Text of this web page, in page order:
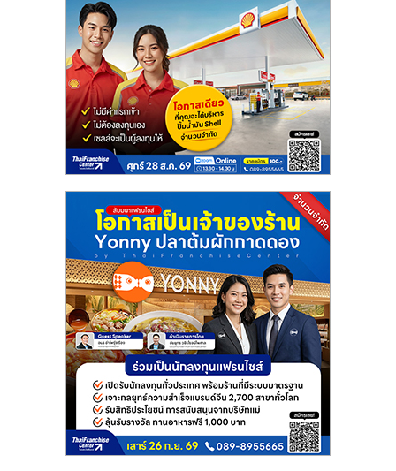
ไชส์
ขาย
แฟ
ไชส์
แฟ
ไชส์